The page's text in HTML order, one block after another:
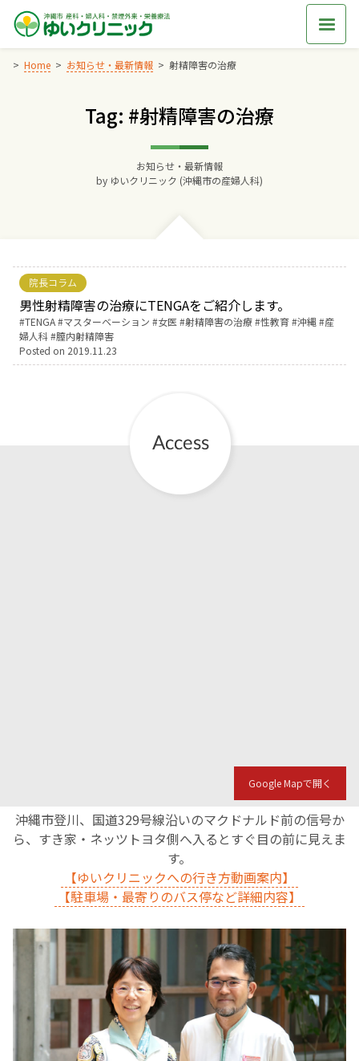
Skip
content
Home お知らせ・最新情報 射精障害の治療
Tag: #射精障害の治療
お知らせ・最新情報
by ゆいクリニック (沖縄市の産婦人科)
院長コラム
男性射精障害の治療にTENGAをご紹介します。
Tags:
TENGA マスターベーション 女医 射精障害の治療 性教育 沖縄
産
婦人科 膣内射精障害
Posted on 2019.11.23
Google Mapで開く
沖縄市登川、国道329号線沿いのマクドナルド前の信号か
ら、すき家・ネッツトヨタ側へ入るとすぐ目の前に見えま
す。
【ゆいクリニックへの行き方動画案内】
【駐車場・最寄りのバス停など詳細内容】
Home
交通アクセス
診療料金
親と子の結びつき支援
母乳育児